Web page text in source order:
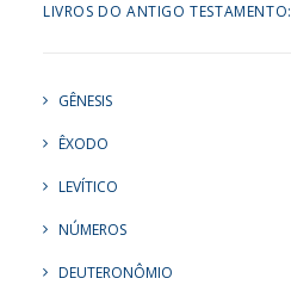
LIVROS DO ANTIGO TESTAMENTO:
GÊNESIS
ÊXODO
LEVÍTICO
NÚMEROS
DEUTERONÔMIO